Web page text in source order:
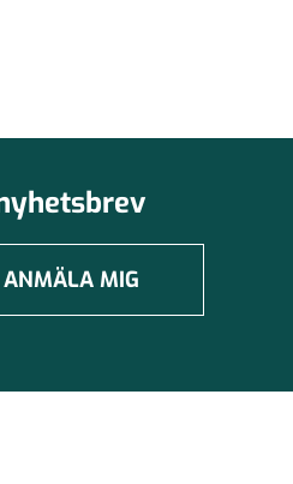
MIG